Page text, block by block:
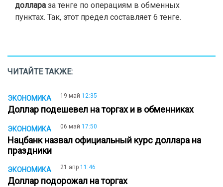
доллара за тенге по операциям в обменных
пунктах. Так, этот предел составляет 6 тенге.
ЧИТАЙТЕ ТАКЖЕ:
ЭКОНОМИКА 19 май 12:35
Доллар подешевел на торгах и в обменниках
ЭКОНОМИКА 06 май 17:50
Нацбанк назвал официальный курс доллара на
праздники
ЭКОНОМИКА 21 апр 11:46
Доллар подорожал на торгах